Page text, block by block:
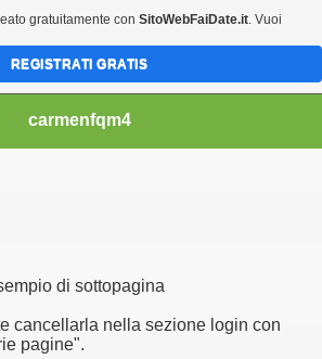
carmenfqm4
di sottopagina
cancellarla nella sezione login con
pagine".
gratuitamente con SitoWebFaiDate.it. Vuoi
REGISTRATI GRATIS